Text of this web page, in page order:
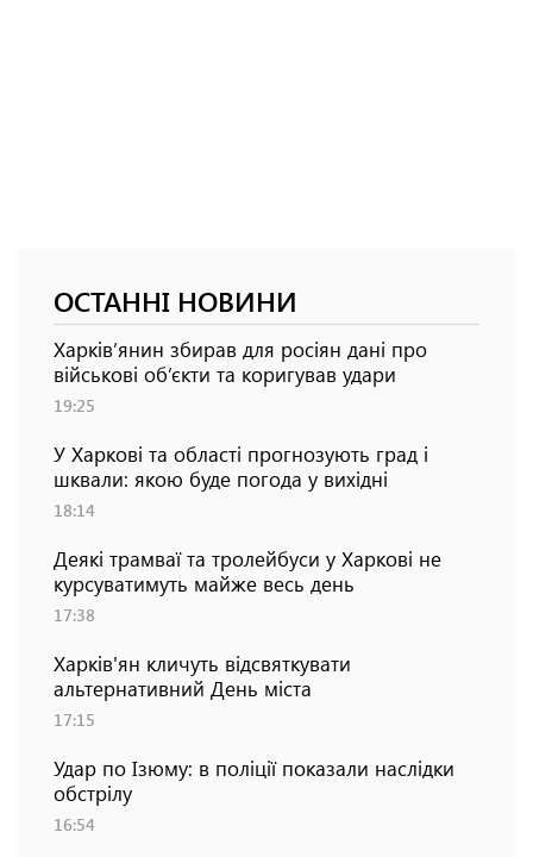
ОСТАННІ НОВИНИ
Харків’янин збирав для росіян дані про
військові об’єкти та коригував удари
19:25
У Харкові та області прогнозують град і
шквали: якою буде погода у вихідні
18:14
Деякі трамваї та тролейбуси у Харкові не
курсуватимуть майже весь день
17:38
Харків'ян кличуть відсвяткувати
альтернативний День міста
17:15
Удар по Ізюму: в поліції показали наслідки
обстрілу
16:54